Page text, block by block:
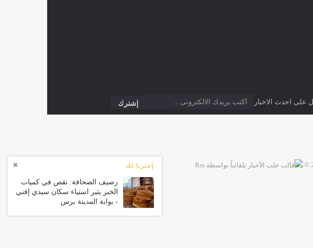
إخترنا لك
رصيف الصحافة: نقص في كميات
الخبز يثير استياء سكان سيدي إفني
- بوابة المدينة برس
على احدث الاخبار